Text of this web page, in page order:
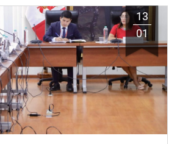
13
01